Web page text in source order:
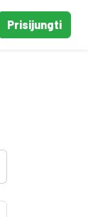
Prisijungti